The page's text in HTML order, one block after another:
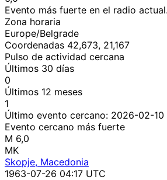
Evento más fuerte en el radio actual.
Zona horaria
Europe/Belgrade
Coordenadas 42,673, 21,167
Pulso de actividad cercana
Últimos 30 días
0
Últimos 12 meses
1
Último evento cercano: 2026-02-10
Evento cercano más fuerte
M 6,0
MK
Skopje, Macedonia
1963-07-26 04:17 UTC